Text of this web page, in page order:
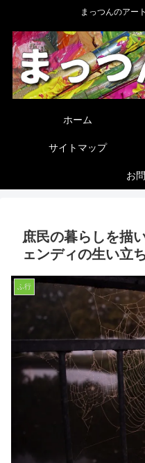
まっつんのアー
ホーム
サイトマップ
お
庶民の暮らしを描
ェンディの生い立
ふ行